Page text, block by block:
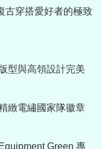
古穿搭愛好者的極致
型與高領設計完美
緻電繡國家隊徽章
Green 專